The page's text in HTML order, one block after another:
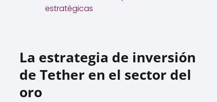
estratégicas
La estrategia de inversión
de Tether en el sector del
oro